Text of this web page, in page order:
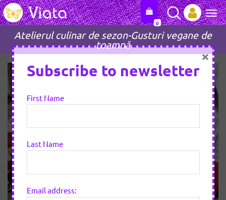
0
Atelierul culinar de sezon-Gusturi vegane de
toamnă
Subscribe to newsletter
First Name
Last Name
Email address:
×